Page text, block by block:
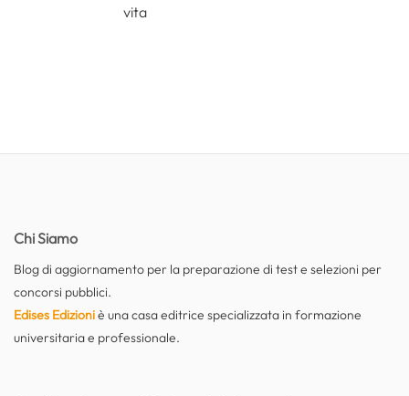
vita
Chi Siamo
Blog di aggiornamento per la preparazione di test e selezioni per
concorsi pubblici.
Edises Edizioniè una casa editrice specializzata in formazione
universitaria e professionale.